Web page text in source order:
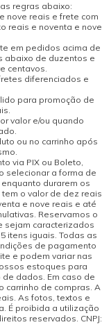
regras abaixo:
nove reais e frete com
reais e noventa e nove
em pedidos acima de
abaixo de duzentos e
centavos.
diferenciados e
para promoção de
valor e/ou quando
ou no carrinho após
via PIX ou Boleto,
selecionar a forma de
durarem os
o valor de dez reais
e nove reais e até
Reservamos o
sejam caracterizados
itens iguais. Todas as
de pagamento
e podem variar nas
estoques para
dados. Em caso de
carrinho de compras. A
As fotos, textos e
É proibida a utilização
reservados. CNPJ: